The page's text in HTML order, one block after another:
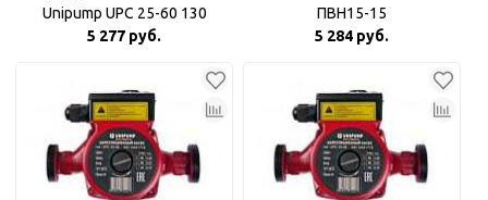
Unipump UPC 25-60 130
5 277 руб.
ПВН15-15
5 284 руб.